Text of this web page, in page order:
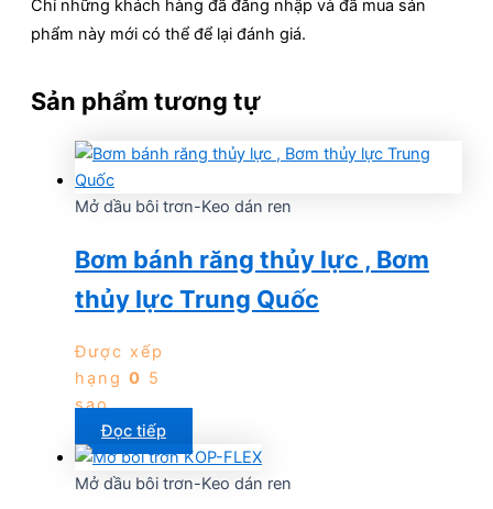
Chỉ những khách hàng đã đăng nhập và đã mua sản
phẩm này mới có thể để lại đánh giá.
Sản phẩm tương tự
Mở dầu bôi trơn-Keo dán ren
Bơm bánh răng thủy lực , Bơm
thủy lực Trung Quốc
Được xếp
hạng 0 5
sao
Đọc tiếp
Mở dầu bôi trơn-Keo dán ren